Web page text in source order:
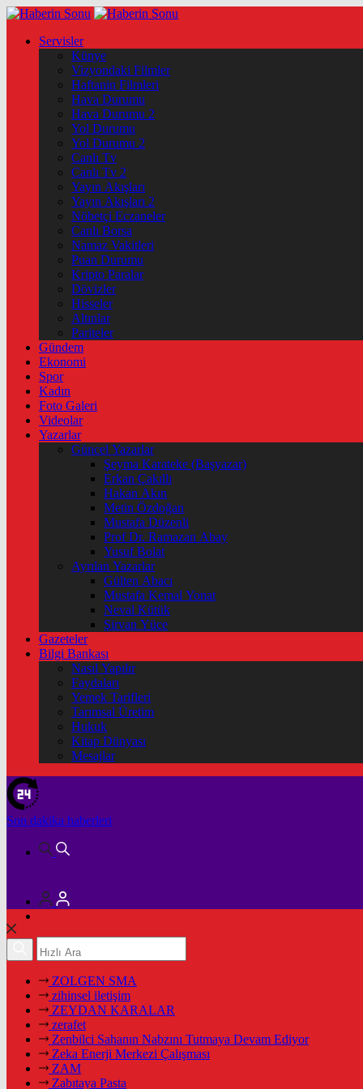
Servisler
Künye
Vizyondaki Filmler
Haftanin Filmleri
Hava Durumu
Hava Durumu 2
Yol Durumu
Yol Durumu 2
Canlı Tv
Canlı Tv 2
Yayın Akışları
Yayın Akışları 2
Nöbetçi Eczaneler
Canlı Borsa
Namaz Vakitleri
Puan Durumu
Kripto Paralar
Dövizler
Hisseler
Altınlar
Pariteler
Gündem
Ekonomi
Spor
Kadın
Foto Galeri
Videolar
Yazarlar
Güncel Yazarlar
Şeyma Karateke (Başyazar)
Erkan Çakıllı
Hakan Akın
Metin Özdoğan
Mustafa Düzenli
Prof Dr. Ramazan Abay
Yusuf Bolat
Ayrılan Yazarlar
Gülten Abacı
Mustafa Kemal Yonat
Neval Kütük
Şirvan Yüce
Gazeteler
Bilgi Bankası
Nasıl Yapılır
Faydaları
Yemek Tarifleri
Tarımsal Üretim
Hukuk
Kitap Dünyası
Mesajlar
Son dakika haberleri
ZOLGEN SMA
zihinsel iletişim
ZEYDAN KARALAR
zerafet
Zenbilci Sahanın Nabzını Tutmaya Devam Ediyor
Zeka Enerji Merkezi Çalışması
ZAM
Zabıtaya Pasta